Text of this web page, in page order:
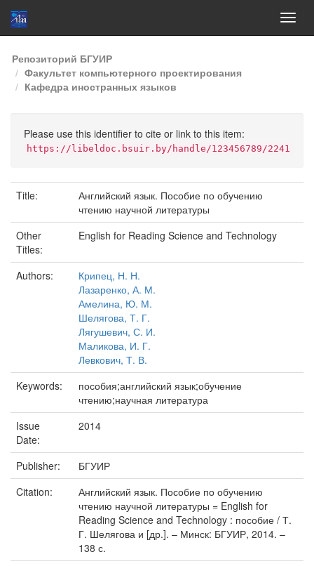
Skip
navigation
Репозиторий БГУИР
Факультет компьютерного проектирования
Кафедра иностранных языков
Please use this identifier to cite or link to this item:
https://libeldoc.bsuir.by/handle/123456789/2241
Title:
Английский язык. Пособие по обучению
чтению научной литературы
Other
Titles:
English for Reading Science and Technology
Authors:
Крипец, Н. Н.
Лазаренко, А. М.
Амелина, Ю. М.
Шелягова, Т. Г.
Лягушевич, С. И.
Маликова, И. Г.
Левкович, Т. В.
Keywords:
пособия;английский язык;обучение
чтению;научная литература
Issue
Date:
2014
Publisher:
БГУИР
Citation:
Английский язык. Пособие по обучению
чтению научной литературы = English for
Reading Science and Technology : пособие / Т.
Г. Шелягова и [др.]. – Минск: БГУИР, 2014. –
138 с.